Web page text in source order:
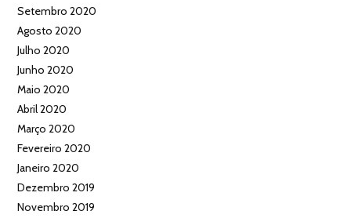
Setembro 2020
Agosto 2020
Julho 2020
Junho 2020
Maio 2020
Abril 2020
Março 2020
Fevereiro 2020
Janeiro 2020
Dezembro 2019
Novembro 2019